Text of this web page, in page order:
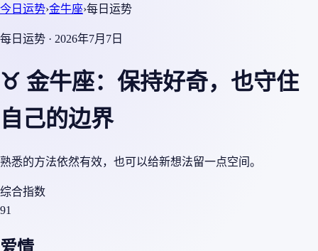
今日运势›金牛座›每日运势
每日运势 · 2026年7月7日
♉ 金牛座：保持好奇，也守住
自己的边界
熟悉的方法依然有效，也可以给新想法留一点空间。
综合指数
91
爱情